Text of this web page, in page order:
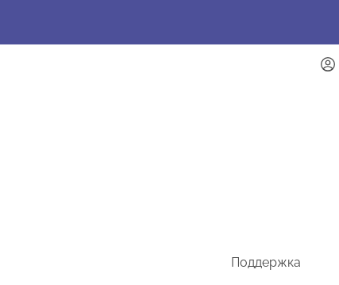
Поддержка